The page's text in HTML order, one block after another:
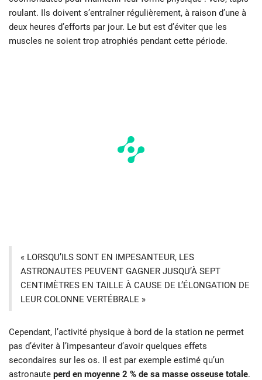
roulant. Ils doivent s’entraîner régulièrement, à raison d’une à
deux heures d’efforts par jour. Le but est d’éviter que les
muscles ne soient trop atrophiés pendant cette période.
« LORSQU’ILS SONT EN IMPESANTEUR, LES
ASTRONAUTES PEUVENT GAGNER JUSQU’À SEPT
CENTIMÈTRES EN TAILLE À CAUSE DE L’ÉLONGATION DE
LEUR COLONNE VERTÉBRALE »
Cependant, l’activité physique à bord de la station ne permet
pas d’éviter à l’impesanteur d’avoir quelques effets
secondaires sur les os. Il est par exemple estimé qu’un
astronaute perd en moyenne 2 % de sa masse osseuse totale.